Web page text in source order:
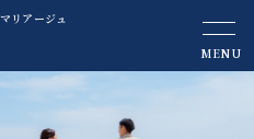
リアージュ
MENU